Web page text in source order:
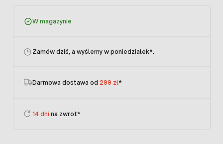
W magazynie
Zamów dziś, a wyślemy w poniedziałek*.
Darmowa dostawa od 299 zł*
14 dni na zwrot*